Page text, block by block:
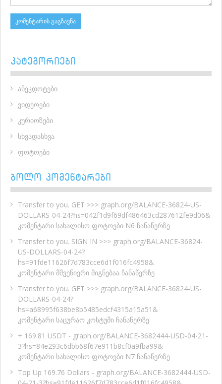
ᲙᲐᲢᲔᲒᲝᲠᲘᲔᲑᲘ
ანეკდოტები
ვიდეოები
კურიოზები
სხვადასხვა
ფოტოები
ᲑᲝᲚᲝ ᲙᲝᲛᲔᲜᲢᲐᲠᲔᲑᲘ
Transfer to you. GET >>> graph.org/BALANCE-36824-US-
DOLLARS-04-24?hs=042f1d9f69df486463cd287612fe9d06&
კომენტარი სახალისო ფოტოები N6 ჩანაწერზე
Transfer to you. SIGN IN >>> graph.org/BALANCE-36824-
US-DOLLARS-04-24?
hs=91fde11626f7d783cce6d1f016fc4958&
კომენტარი მშვენიერი მიგნებაა ჩანაწერზე
Transfer to you. GET >>> graph.org/BALANCE-36824-US-
DOLLARS-04-24?
hs=a68995f638be8b5485edcf4315a15a51&
კომენტარი საცურაო კოსტუმი ჩანაწერზე
+ 169.81 USDT - graph.org/BALANCE-3682444-USD-04-21-
3?hs=84e293c6dbb68f67e911b8cf0a9fba99&
კომენტარი სახალისო ფოტოები N7 ჩანაწერზე
Top Up 169.76 Dollars - graph.org/BALANCE-3682444-USD-